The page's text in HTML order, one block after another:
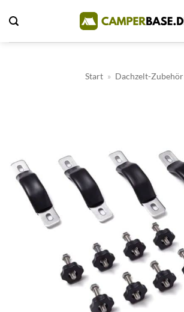
Inhalt
springen
Start » Dachzelt-Zubehör